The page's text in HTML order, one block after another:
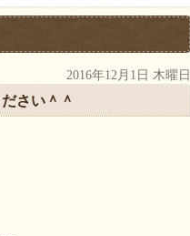
2016年12月1日 木曜日
さい＾＾